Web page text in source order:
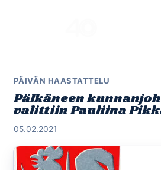
PÄIVÄN HAASTATTELU
Pälkäneen
valittiin Pauliina
05.02.2021